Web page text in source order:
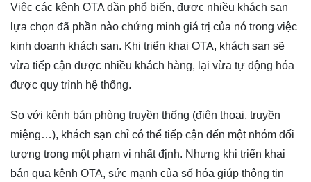
Việc các kênh OTA dần phổ biến, được nhiều khách sạn
lựa chọn đã phần nào chứng minh giá trị của nó trong việc
kinh doanh khách sạn. Khi triển khai OTA, khách sạn sẽ
vừa tiếp cận được nhiều khách hàng, lại vừa tự động hóa
được quy trình hệ thống.
So với kênh bán phòng truyền thống (điện thoại, truyền
miệng…), khách sạn chỉ có thể tiếp cận đến một nhóm đối
tượng trong một phạm vi nhất định. Nhưng khi triển khai
bán qua kênh OTA, sức mạnh của số hóa giúp thông tin